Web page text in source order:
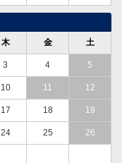
木 金 土
3 4 5
10 11 12
17 18 19
24 25 26